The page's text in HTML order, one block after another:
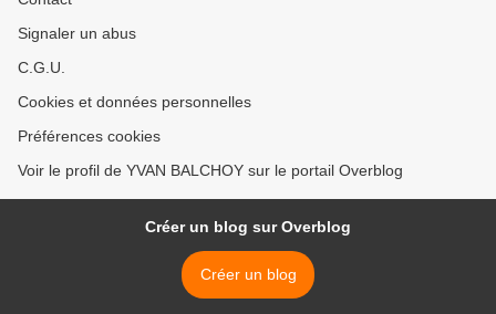
Signaler un abus
C.G.U.
Cookies et données personnelles
Préférences cookies
Voir le profil de YVAN BALCHOY sur le portail Overblog
Créer un blog sur Overblog
Créer un blog